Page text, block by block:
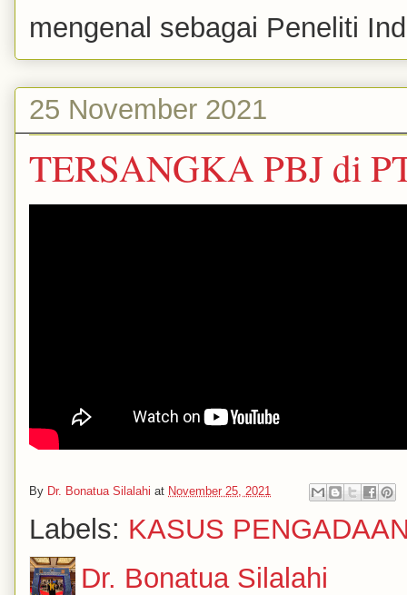
mengenal sebagai Peneliti
25 November 2021
TERSANGKA PBJ di
By Dr. Bonatua Silalahi at November 25, 2021
Labels: KASUS
Dr. Bonatua Silalahi